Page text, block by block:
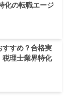
化の転職エージ
すすめ？合格実
税理士業界特化